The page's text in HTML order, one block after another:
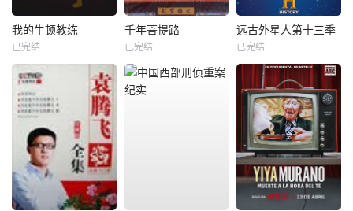
我的牛顿教练
已完结
千年菩提路
已完结
远古外星人第十三季
已完结